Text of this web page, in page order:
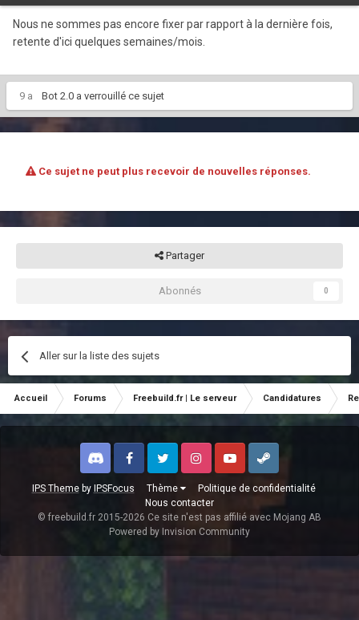
Nous ne sommes pas encore fixer par rapport à la dernière fois,
retente d'ici quelques semaines/mois.
9 a Bot 2.0 a verrouillé ce sujet
Ce sujet ne peut plus recevoir de nouvelles réponses.
Partager
Abonnés 0
Aller sur la liste des sujets
Accueil Forums Freebuild.fr | Le serveur Candidatures
IPS Themeby IPSFocus Thème
Politique de confidentialité
Nous contacter
Discord FacebookTwitter InstagramYoutubeSteam
© freebuild.fr 2015-2026 Ce site n'est pas affilié avec Mojang AB
Powered by Invision Community